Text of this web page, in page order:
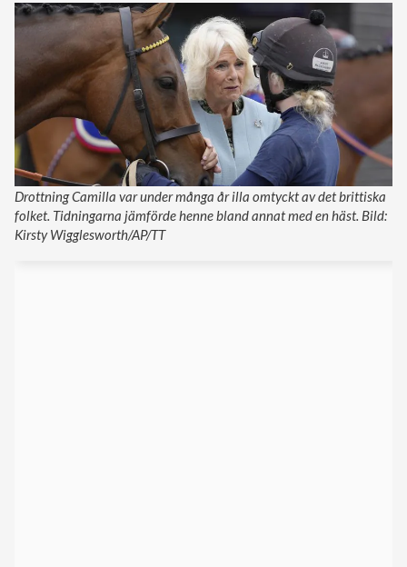
Drottning Camilla var under många år illa omtyckt av det brittiska
folket. Tidningarna jämförde henne bland annat med en häst. Bild:
Kirsty Wigglesworth/AP/TT